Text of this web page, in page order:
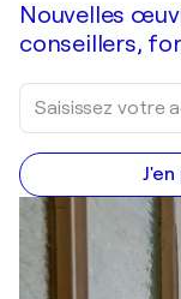
Nouvelles
conseillers,